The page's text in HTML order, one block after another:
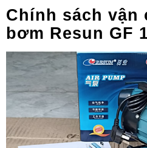
Chính sách vận
bơm Resun GF